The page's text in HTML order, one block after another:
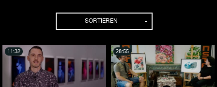
SORTIEREN
11:32 28:55